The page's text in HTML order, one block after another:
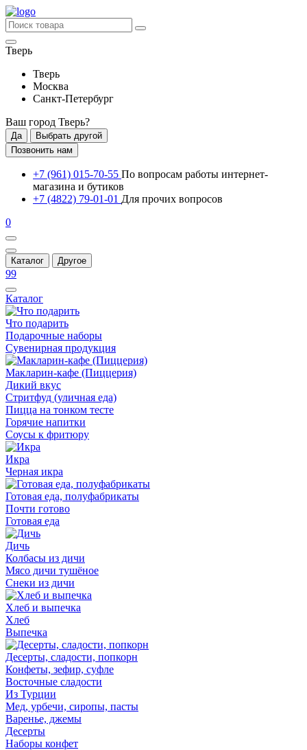
Тверь
Тверь
Москва
Санкт-Петербург
Ваш город Тверь?
Да
Выбрать другой
Позвонить нам
+7 (961) 015-70-55 По вопросам работы интернет-
магазина и бутиков
+7 (4822) 79-01-01 Для прочих вопросов
0
Каталог Другое
99
Каталог
Что подарить
Подарочные наборы
Сувенирная продукция
Макларин-кафе (Пиццерия)
Дикий вкус
Стритфуд (уличная еда)
Пицца на тонком тесте
Горячие напитки
Соусы к фритюру
Икра
Черная икра
Готовая еда, полуфабрикаты
Почти готово
Готовая еда
Дичь
Колбасы из дичи
Мясо дичи тушёное
Снеки из дичи
Хлеб и выпечка
Хлеб
Выпечка
Десерты, сладости, попкорн
Конфеты, зефир, суфле
Восточные сладости
Из Турции
Мед, урбечи, сиропы, пасты
Варенье, джемы
Десерты
Наборы конфет